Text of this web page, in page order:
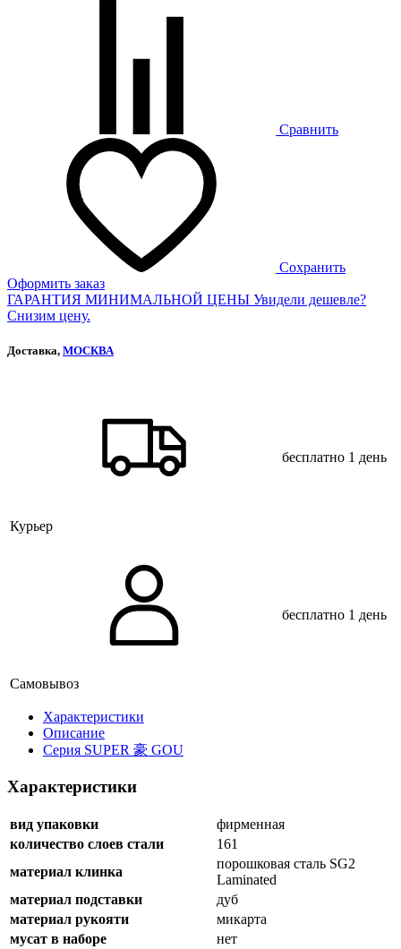
Сравнить
Сохранить
Оформить заказ
ГАРАНТИЯ МИНИМАЛЬНОЙ ЦЕНЫ Увидели дешевле?
Снизим цену.
Доставка, МОСКВА
Курьер
бесплатно 1 день
Самовывоз
бесплатно 1 день
Xарактеристики
Описание
Серия SUPER 豪 GOU
Характеристики
вид упаковки
фирменная
количество слоев стали
161
материал клинка
порошковая сталь SG2
Laminated
материал подставки
дуб
материал рукояти
микарта
мусат в наборе
нет